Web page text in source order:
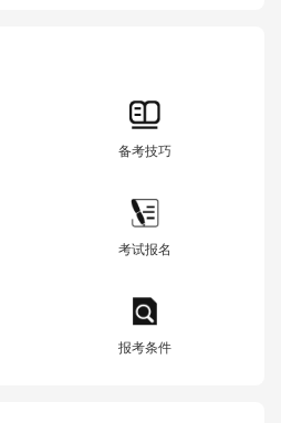
备考技巧
考试报名
报考条件